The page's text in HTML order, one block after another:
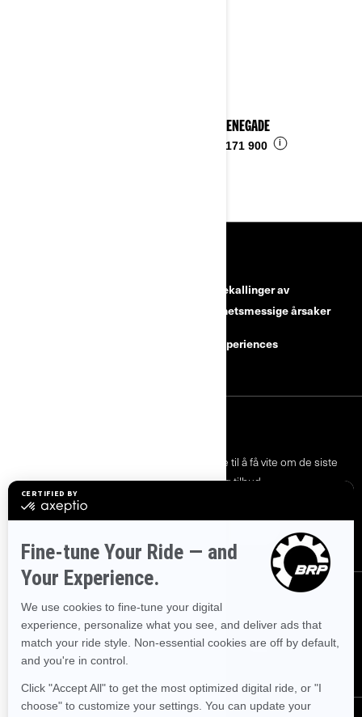
2026 RENEGADE
kr 171 900 i
Tilbakekallinger av
sikkerhetsmessige årsaker
BRP Experiences
Vær den første til å få vite om de siste
arrangementer, nyheter og tilbud.
FØLG OSS